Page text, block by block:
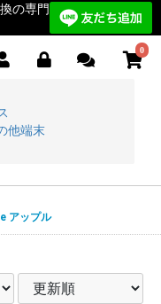
の専門
0
他端末
アップル